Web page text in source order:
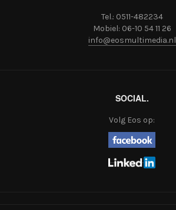
Tel.: 0511-482234
Mobiel: 06-10 54 11 26
info@eosmultimedia.nl
SOCIAL.
Volg Eos op: